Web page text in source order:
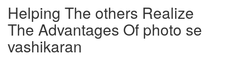
Helping The others Realize
The Advantages Of photo se
vashikaran